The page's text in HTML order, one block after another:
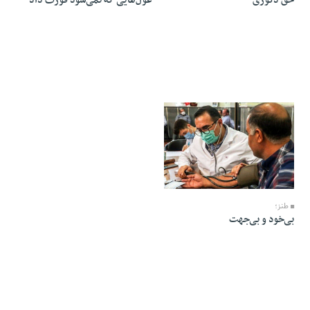
07 Ordibehesht 1405 - 06:00
طنز؛
بی‌خود و بی‌جهت